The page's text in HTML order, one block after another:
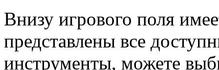
Внизу игрового поля
представлены все
инструменты, можете